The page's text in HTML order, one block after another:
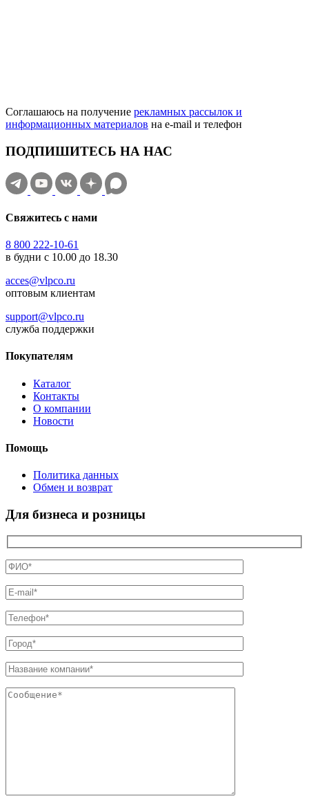
Соглашаюсь на получение рекламных рассылок и
информационных материалов на e‑mail и телефон
ПОДПИШИТЕСЬ НА НАС
Свяжитесь с нами
8 800 222-10-61
в будни с 10.00 до 18.30
acces@vlpco.ru
оптовым клиентам
support@vlpco.ru
служба поддержки
Покупателям
Каталог
Контакты
О компании
Новости
Помощь
Политика данных
Обмен и возврат
Для бизнеса и розницы